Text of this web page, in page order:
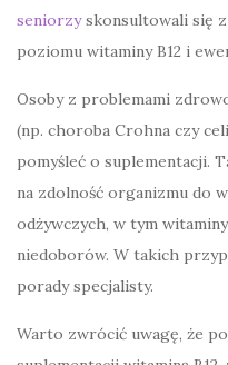
seniorzyskonsultowali się
poziomu witaminy B12 i
Osoby z problemami
(np. choroba Crohna czy
pomyśleć o suplementacji.
na zdolność organizmu do
odżywczych, w tym
niedoborów. W takich
porady specjalisty.
Warto zwrócić uwagę, że